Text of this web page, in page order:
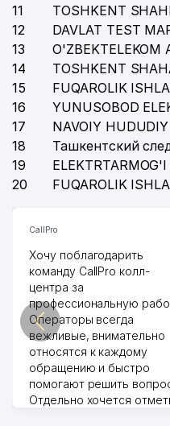
11
TOSHKENT
12
DAVLAT TEST
13
O'ZBEKTELEKOM
14
TOSHKENT
15
FUQAROLIK
16
YUNUSOBOD
17
NAVOIY
18
Ташкентский
19
20
FUQAROLIK
CallPro
Хочу поблагодарить
команду CallPro колл-
центра за
профессиональную
Операторы всегда
вежливые, внимательно
относятся к каждому
обращению и быстро
помогают решить
Отдельно хочется